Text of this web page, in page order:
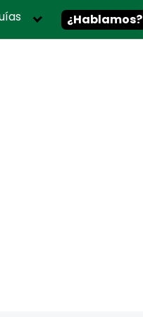
¿Hablamos?